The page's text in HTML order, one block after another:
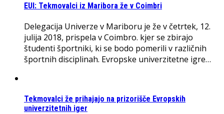
EUI: Tekmovalci iz Maribora že v Coimbri
Delegacija Univerze v Mariboru je že v četrtek, 12.
julija 2018, prispela v Coimbro. kjer se zbirajo
študenti športniki, ki se bodo pomerili v različnih
športnih disciplinah. Evropske univerzitetne igre…
Tekmovalci že prihajajo na prizorišče Evropskih
univerzitetnih iger